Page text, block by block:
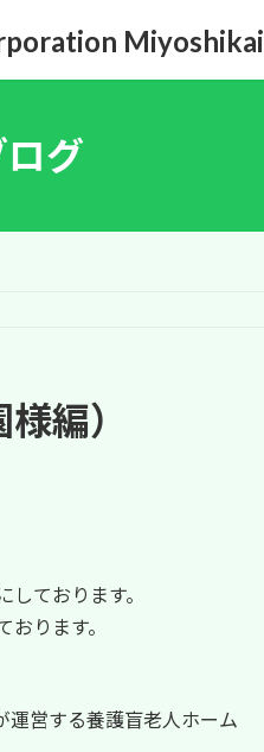
Miyoshikai
ログ
編）
ております。
ります。
運営する養護盲老人ホーム